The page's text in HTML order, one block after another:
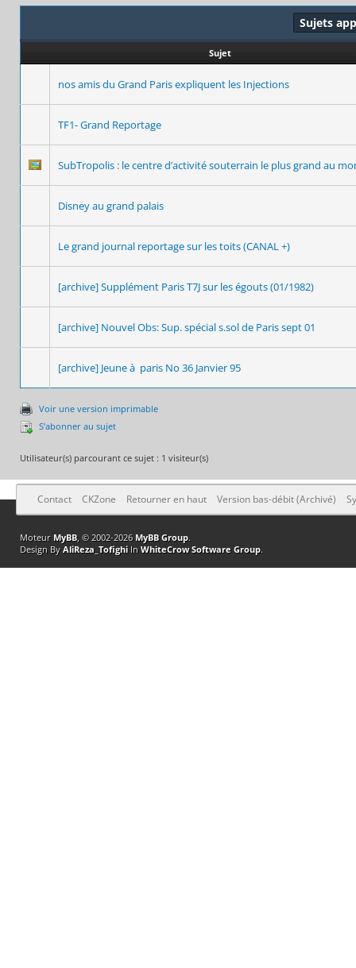
Sujets
Sujet
nos amis du Grand Paris expliquent les Injections
TF1- Grand Reportage
SubTropolis : le centre d’activité souterrain le plus grand au
Disney au grand palais
Le grand journal reportage sur les toits (CANAL +)
[archive] Supplément Paris T7J sur les égouts (01/1982)
[archive] Nouvel Obs: Sup. spécial s.sol de Paris sept 01
[archive] Jeune à paris No 36 Janvier 95
Voir une version imprimable
S’abonner au sujet
Utilisateur(s) parcourant ce sujet : 1 visiteur(s)
Contact CKZone Retourner en haut Version bas-débit (Archivé)
Moteur MyBB, © 2002-2026 MyBB Group.
Design By AliReza_TofighiIn WhiteCrow Software Group.